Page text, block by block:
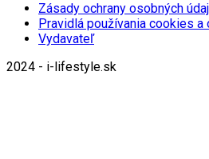
Zásady ochrany osobných
Pravidlá používania cookies
Vydavateľ
2024 - i-lifestyle.sk